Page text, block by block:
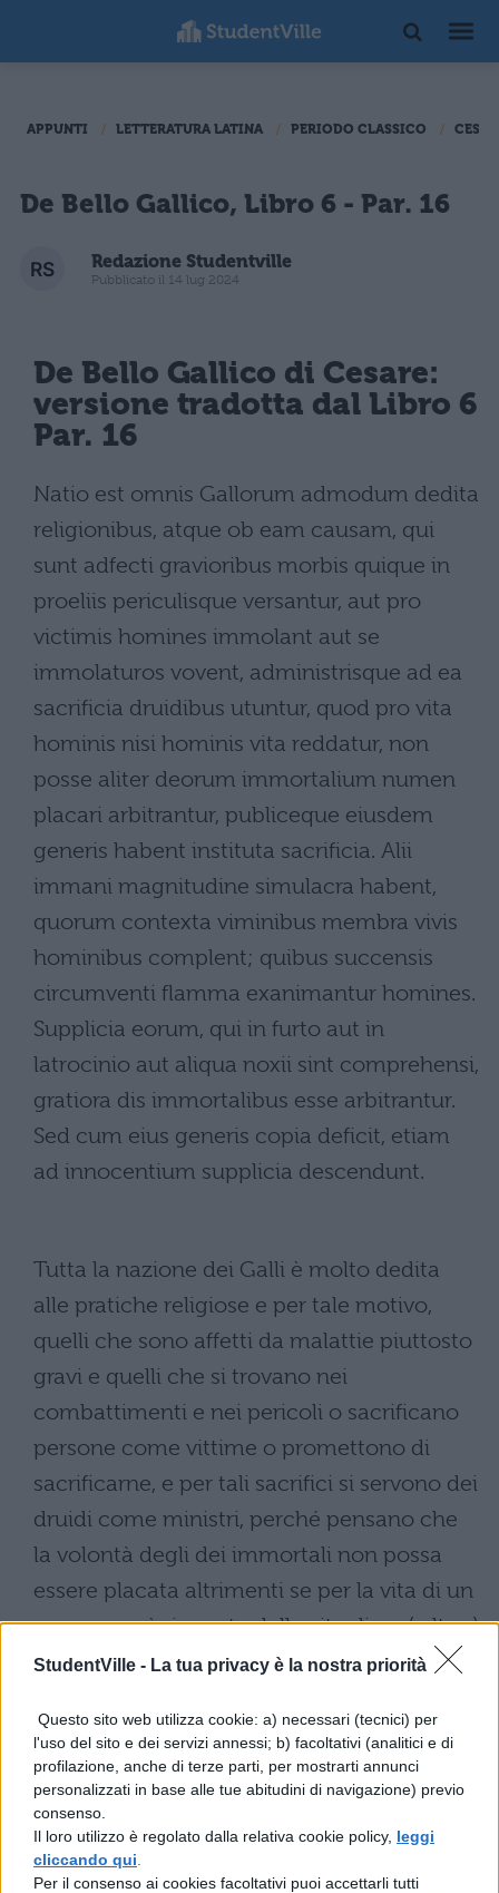
StudentVille - La tua privacy è la nostra priorità
Questo sito web utilizza cookie: a) necessari (tecnici) per
l'uso del sito e dei servizi annessi; b) facoltativi (analitici e di
profilazione, anche di terze parti, per mostrarti annunci
personalizzati in base alle tue abitudini di navigazione) previo
consenso.
Il loro utilizzo è regolato dalla relativa cookie policy, leggi
cliccando qui
Per il consenso ai cookies facoltativi puoi accettarli tutti
APPUNTI LETTERATURA LATINA PERIODO CLASSICO
De Bello Gallico, Libro 6 - Par. 16
Redazione Studentville
Pubblicato il 14 lug 2024
De Bello Gallico di Cesare:
versione tradotta dal Libro 6
Par. 16
Natio est omnis Gallorum admodum dedita
religionibus, atque ob eam causam, qui
sunt adfecti gravioribus morbis quique in
proeliis periculisque versantur, aut pro
victimis homines immolant aut se
immolaturos vovent, administrisque ad ea
sacrificia druidibus utuntur, quod pro vita
hominis nisi hominis vita reddatur, non
posse aliter deorum immortalium numen
placari arbitrantur, publiceque eiusdem
generis habent instituta sacrificia. Alii
immani magnitudine simulacra habent,
quorum contexta viminibus membra vivis
hominibus complent; quibus succensis
circumventi flamma exanimantur homines.
Supplicia eorum, qui in furto aut in
latrocinio aut aliqua noxii sint comprehensi,
gratiora dis immortalibus esse arbitrantur.
Sed cum eius generis copia deficit, etiam
ad innocentium supplicia descendunt.
Tutta la nazione dei Galli è molto dedita
alle pratiche religiose e per tale motivo,
quelli che sono affetti da malattie piuttosto
gravi e quelli che si trovano nei
combattimenti e nei pericoli o sacrificano
persone come vittime o promettono di
sacrificarne, e per tali sacrifici si servono dei
druidi come ministri, perché pensano che
la volontà degli dei immortali non possa
essere placata altrimenti se per la vita di un
uomo non è ripagata dalla vita di un ( altro )
uomo, e a spese pubbliche hanno stabilito
enorme grandezza, le cui membra
intessute di vimini riempiono di uomini vivi;
ed essendo queste (statue) bruciate, gli
uomini, circondati dalla fiamma, muoiono. I
supplizi di coloro che siano stati sorpresi